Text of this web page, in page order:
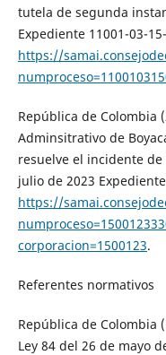
tutela de segunda
Expediente 11001-03-
https://
República de Colombia
Adminsitrativo de
resuelve el incidente
julio de 2023
https://
corporacion=1500123.
Referentes normativos
República de Colombia
Ley 84 del 26 de mayo